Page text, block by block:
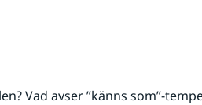
Vad avser ”känns som”-